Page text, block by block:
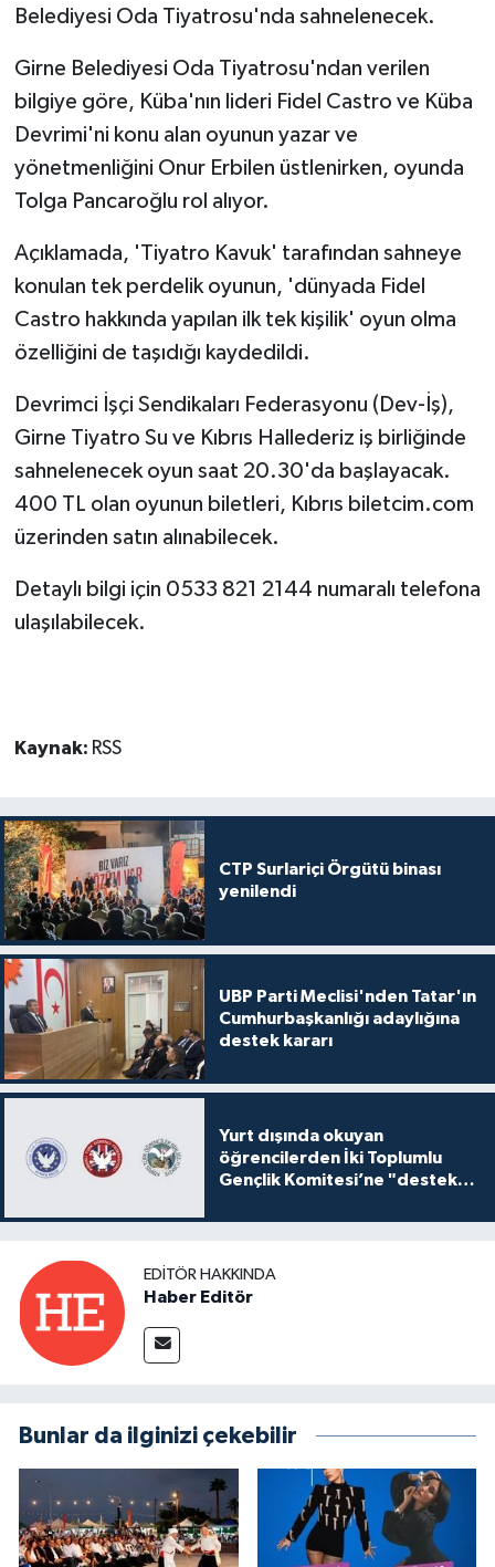
Belediyesi Oda Tiyatrosu'nda sahnelenecek.
Girne Belediyesi Oda Tiyatrosu'ndan verilen
bilgiye göre, Küba'nın lideri Fidel Castro ve Küba
Devrimi'ni konu alan oyunun yazar ve
yönetmenliğini Onur Erbilen üstlenirken, oyunda
Tolga Pancaroğlu rol alıyor.
Açıklamada, 'Tiyatro Kavuk' tarafından sahneye
konulan tek perdelik oyunun, 'dünyada Fidel
Castro hakkında yapılan ilk tek kişilik' oyun olma
özelliğini de taşıdığı kaydedildi.
Devrimci İşçi Sendikaları Federasyonu (Dev-İş),
Girne Tiyatro Su ve Kıbrıs Hallederiz iş birliğinde
sahnelenecek oyun saat 20.30'da başlayacak.
400 TL olan oyunun biletleri, Kıbrıs biletcim.com
üzerinden satın alınabilecek.
Detaylı bilgi için 0533 821 2144 numaralı telefona
ulaşılabilecek.
Kaynak: RSS
CTP Surlariçi Örgütü binası
yenilendi
UBP Parti Meclisi'nden Tatar'ın
Cumhurbaşkanlığı adaylığına
destek kararı
Yurt dışında okuyan
öğrencilerden İki Toplumlu
Gençlik Komitesi’ne "destek
EDITÖR HAKKINDA
Haber Editör
Bunlar da ilginizi çekebilir